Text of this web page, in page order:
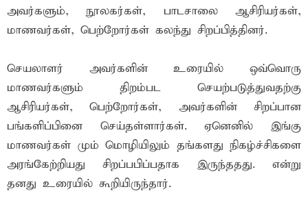
அவர்களும், நூலகர்கள், பாடசாலை ஆசிரியர்கள்,
மாணவர்கள், பெற்றோர்கள் கலந்து சிறப்பித்தினர்.
செயலாளர் அவர்களின் உரையில் ஒவ்வொரு
மாணவர்களும் திறம்பட செயற்படுத்துவதற்கு
ஆசிரியர்கள், பெற்றோர்கள், அவர்களின் சிறப்பான
பங்களிப்பினை செய்தள்ளார்கள். ஏனெனில் இங்கு
மாணவர்கள் மும் மொழியிலும் தங்களது நிகழ்ச்சிகளை
அரங்கேற்றியது சிறப்பபிப்பதாக இருந்ததது. என்று
தனது உரையில் கூறியிருந்தார்.